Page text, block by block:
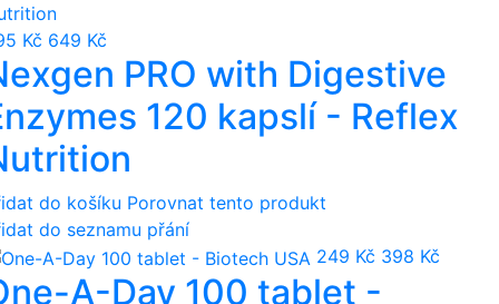
Kč 649 Kč
PRO with Digestive
120 kapslí - Reflex
do košíku Porovnat tento produkt
do seznamu přání
249 Kč 398 Kč
A-Day 100 tablet -